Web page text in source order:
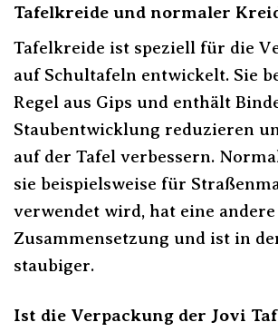
Tafelkreide und normaler
Tafelkreide ist speziell für die
auf Schultafeln entwickelt. Sie
Regel aus Gips und enthält
Staubentwicklung reduzieren
auf der Tafel verbessern.
sie beispielsweise für
verwendet wird, hat eine andere
Zusammensetzung und ist in
staubiger.
Ist die Verpackung der Jovi